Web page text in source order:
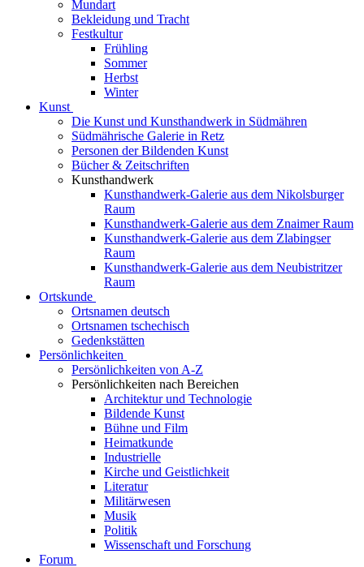
Mundart
Bekleidung und Tracht
Festkultur
Frühling
Sommer
Herbst
Winter
Kunst
Die Kunst und Kunsthandwerk in Südmähren
Südmährische Galerie in Retz
Personen der Bildenden Kunst
Bücher & Zeitschriften
Kunsthandwerk
Kunsthandwerk-Galerie aus dem Nikolsburger
Raum
Kunsthandwerk-Galerie aus dem Znaimer Raum
Kunsthandwerk-Galerie aus dem Zlabingser
Raum
Kunsthandwerk-Galerie aus dem Neubistritzer
Raum
Ortskunde
Ortsnamen deutsch
Ortsnamen tschechisch
Gedenkstätten
Persönlichkeiten
Persönlichkeiten von A-Z
Persönlichkeiten nach Bereichen
Architektur und Technologie
Bildende Kunst
Bühne und Film
Heimatkunde
Industrielle
Kirche und Geistlichkeit
Literatur
Militärwesen
Musik
Politik
Wissenschaft und Forschung
Forum